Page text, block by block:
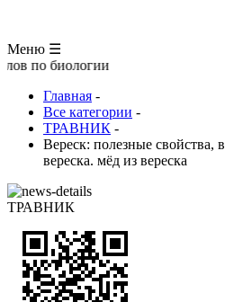
Меню ☰
Главная -
Все категории -
ТРАВНИК -
Вереск: полезные
вереска. мёд из вереска
ТРАВНИК